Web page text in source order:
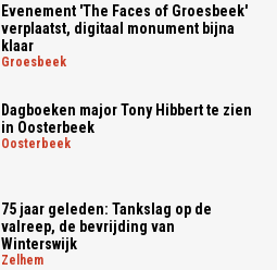
Evenement 'The Faces of Groesbeek'
verplaatst, digitaal monument bijna
klaar
groesbeek
Dagboeken major Tony Hibbert te zien
in Oosterbeek
oosterbeek
75 jaar geleden: Tankslag op de
valreep, de bevrijding van
Winterswijk
zelhem